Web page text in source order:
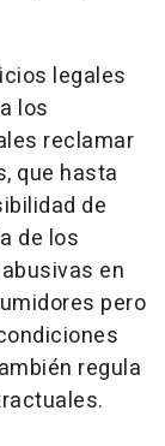
legales
los
reclamar
que hasta
de
de los
en
pero
regula